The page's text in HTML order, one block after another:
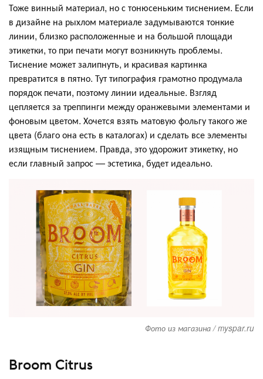
Тоже винный материал, но с тонюсеньким тиснением. Если
в дизайне на рыхлом материале задумываются тонкие
линии, близко расположенные и на большой площади
этикетки, то при печати могут возникнуть проблемы.
Тиснение может залипнуть, и красивая картинка
превратится в пятно. Тут типография грамотно продумала
порядок печати, поэтому линии идеальные. Взгляд
цепляется за треппинги между оранжевыми элементами и
фоновым цветом. Хочется взять матовую фольгу такого же
цвета (благо она есть в каталогах) и сделать все элементы
изящным тиснением. Правда, это удорожит этикетку, но
если главный запрос — эстетика, будет идеально.
Фото из магазина / myspar.ru
Broom Citrus